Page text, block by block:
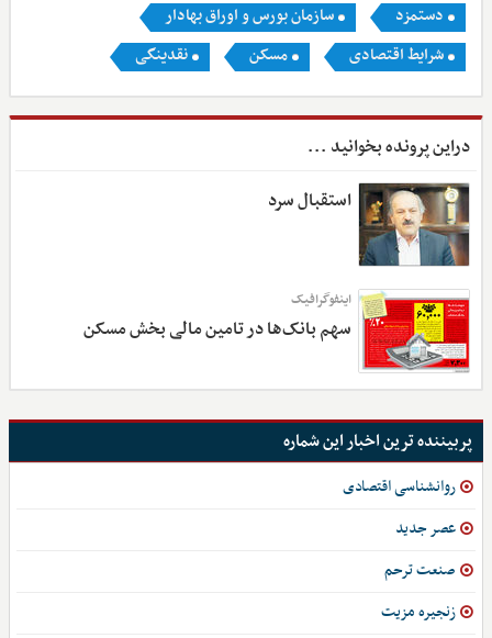
دستمزد
سازمان بورس و اوراق بهادار
شرایط اقتصادی
مسکن نقدینگی
دراین پرونده بخوانید ...
استقبال سرد
اینفوگرافیک
سهم بانک‌ها در تامین مالی بخش مسکن
پربیننده ترین اخبار این شماره
روانشناسی اقتصادی
عصر جدید
صنعت ترحم
زنجیره مزیت